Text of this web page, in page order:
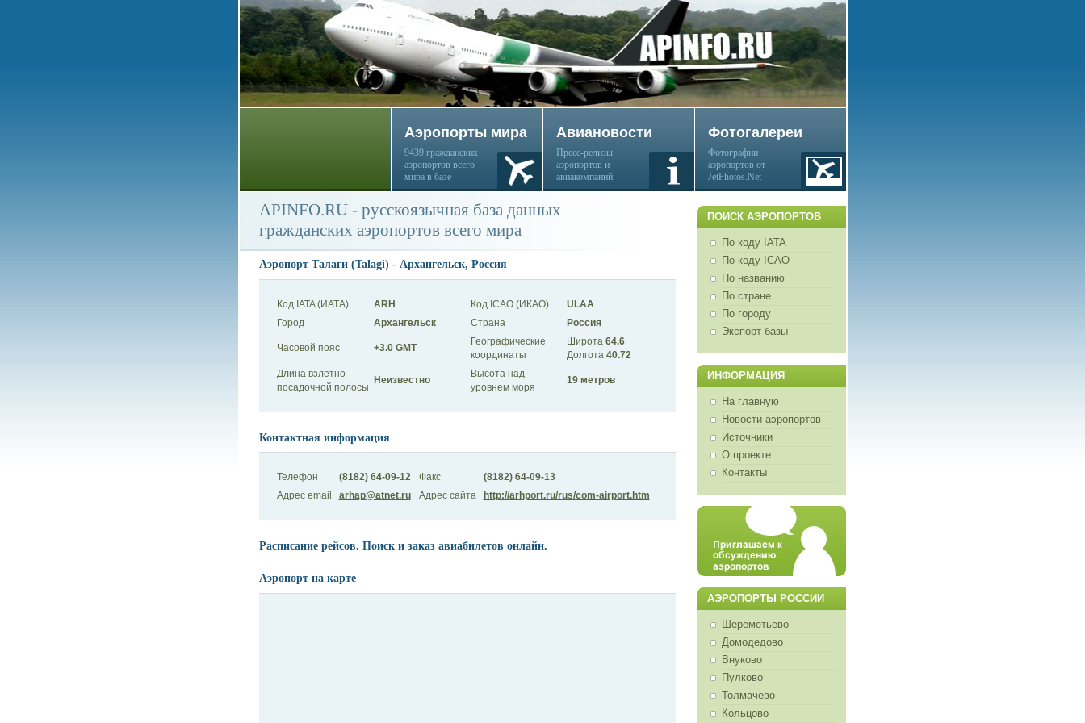
Аэропорты мира
9439 гражданских
аэропортов всего
мира в базе
Авиановости
Пресс-релизы
аэропортов и
авиакомпаний
Фотогалереи
Фотографии
аэропортов от
JetPhotos.Net
ПОИСК АЭРОПОРТОВ
По коду IATA
По коду ICAO
По названию
По стране
По городу
Экспорт базы
ИНФОРМАЦИЯ
На главную
Новости аэропортов
Источники
О проекте
Контакты
АЭРОПОРТЫ РОССИИ
Шереметьево
Домодедово
Внуково
Пулково
Толмачево
Кольцово
APINFO.RU - русскоязычная база данных
гражданских аэропортов всего мира
Аэропорт Талаги (Talagi) - Архангельск, Россия
Код IATA (ИАТА) ARH Код ICAO (ИКАО)
ULAA
Город
Архангельск Страна Россия
Часовой пояс +3.0 GMT
Географические
координаты
Широта 64.6
Долгота 40.72
Длина взлетно-
посадочной полосы
Неизвестно
Высота над
уровнем моря
19 метров
Контактная информация
Телефон (8182) 64-09-12 Факс
(8182) 64-09-13
Адрес email
arhap@atnet.ru Адрес сайта http://arhport.ru/rus/com-airport.htm
Расписание рейсов. Поиск и заказ авиабилетов онлайн.
Аэропорт на карте